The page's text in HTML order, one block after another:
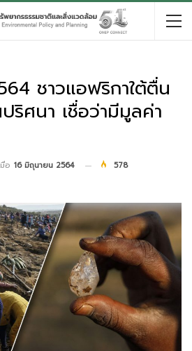
ชาวแอฟริกาใต้ตื่น
ริศนา เชื่อว่ามีมูลค่า
มื่อ 16 มิถุนายน 2564 578